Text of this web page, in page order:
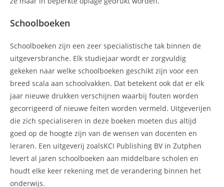
Schoolboeken
Schoolboeken zijn een zeer specialistische tak binnen de
uitgeversbranche. Elk studiejaar wordt er zorgvuldig
gekeken naar welke schoolboeken geschikt zijn voor een
breed scala aan schoolvakken. Dat betekent ook dat er elk
jaar nieuwe drukken verschijnen waarbij fouten worden
gecorrigeerd of nieuwe feiten worden vermeld. Uitgeverijen
die zich specialiseren in deze boeken moeten dus altijd
goed op de hoogte zijn van de wensen van docenten en
leraren. Een uitgeverij zoalsKCI Publishing BV in Zutphen
levert al jaren schoolboeken aan middelbare scholen en
houdt elke keer rekening met de verandering binnen het
onderwijs.